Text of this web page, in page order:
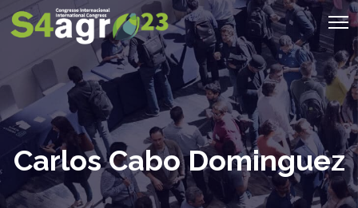
Carlos Cabo Dominguez